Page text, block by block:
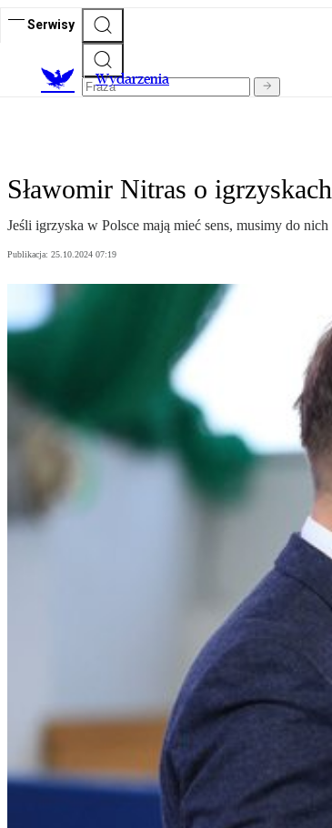
Serwisy
Wydarzenia
Sławomir Nitras o
Jeśli igrzyska w Polsce mają mieć sens, musimy do
Publikacja: 25.10.2024 07:19